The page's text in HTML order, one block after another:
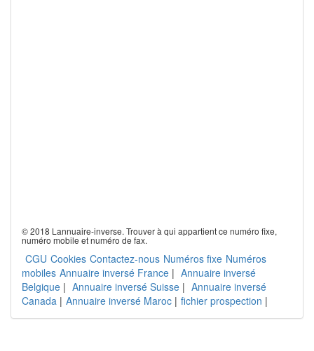
© 2018 Lannuaire-inverse. Trouver à qui appartient ce numéro fixe,
numéro mobile et numéro de fax.
CGU Cookies Contactez-nous Numéros fixe Numéros
mobiles Annuaire inversé France | Annuaire inversé
Belgique | Annuaire inversé Suisse | Annuaire inversé
Canada | Annuaire inversé Maroc | fichier prospection |